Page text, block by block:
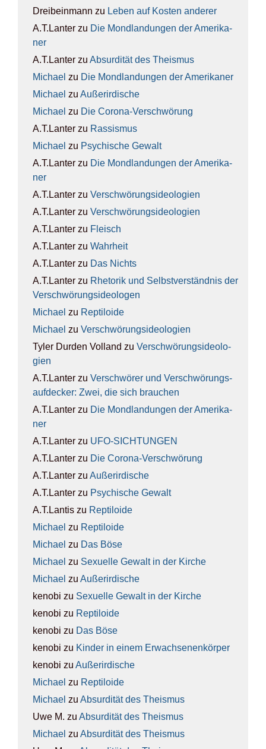
Dreibeinmann zu Leben auf Kos­ten ande­rer
A.T.Lanter zu Die Mond­lan­dun­gen der Ame­ri­ka­
ner
A.T.Lanter zu Absur­di­tät des The­is­mus
Michael zu Die Mond­lan­dun­gen der Ame­ri­ka­ner
Michael zu Außer­ir­di­sche
Michael zu Die Coro­na-Ver­schwö­rung
A.T.Lanter zu Ras­sis­mus
Michael zu Psy­chi­sche Gewalt
A.T.Lanter zu Die Mond­lan­dun­gen der Ame­ri­ka­
ner
A.T.Lanter zu Ver­schwö­rungs­ideo­lo­gien
A.T.Lanter zu Ver­schwö­rungs­ideo­lo­gien
A.T.Lanter zu Fleisch
A.T.Lanter zu Wahr­heit
A.T.Lanter zu Das Nichts
A.T.Lanter zu Rhe­to­rik und Selbst­ver­ständ­nis der
Ver­schwö­rungs­ideo­lo­gen
Michael zu Rep­ti­lo­ide
Michael zu Ver­schwö­rungs­ideo­lo­gien
Tyler Durden Volland zu Ver­schwö­rungs­ideo­lo­
gien
A.T.Lanter zu Ver­schwö­rer und Ver­schwö­rungs­
auf­de­cker: Zwei, die sich brau­chen
A.T.Lanter zu Die Mond­lan­dun­gen der Ame­ri­ka­
ner
A.T.Lanter zu UFO-SICH­TUN­GEN
A.T.Lanter zu Die Coro­na-Ver­schwö­rung
A.T.Lanter zu Außer­ir­di­sche
A.T.Lanter zu Psy­chi­sche Gewalt
A.T.Lantis zu Rep­ti­lo­ide
Michael zu Rep­ti­lo­ide
Michael zu Das Böse
Michael zu Sexu­el­le Gewalt in der Kir­che
Michael zu Außer­ir­di­sche
kenobi zu Sexu­el­le Gewalt in der Kir­che
kenobi zu Rep­ti­lo­ide
kenobi zu Das Böse
kenobi zu Kin­der in einem Erwach­se­nen­kör­per
kenobi zu Außer­ir­di­sche
Michael zu Rep­ti­lo­ide
Michael zu Absur­di­tät des The­is­mus
Uwe M. zu Absur­di­tät des The­is­mus
Michael zu Absur­di­tät des The­is­mus